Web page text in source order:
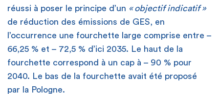
réussi à poser le principe d’un « objectif indicatif »
de réduction des émissions de GES, en
l’occurrence une fourchette large comprise entre –
66,25 % et – 72,5 % d’ici 2035. Le haut de la
fourchette correspond à un cap à – 90 % pour
2040. Le bas de la fourchette avait été proposé
par la Pologne.